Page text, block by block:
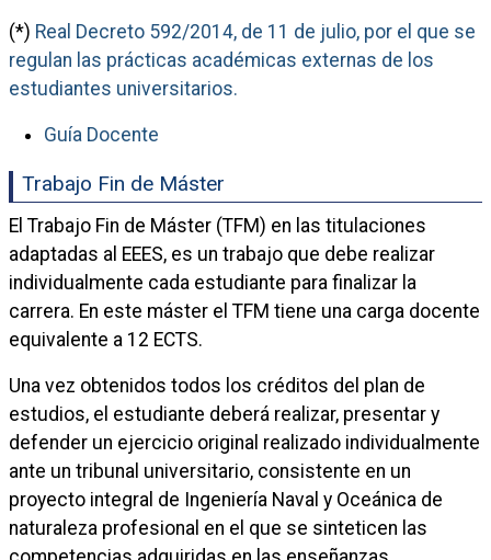
(*) Real Decreto 592/2014, de 11 de julio, por el que se
regulan las prácticas académicas externas de los
estudiantes universitarios.
Guía Docente
Trabajo Fin de Máster
El Trabajo Fin de Máster (TFM) en las titulaciones
adaptadas al EEES, es un trabajo que debe realizar
individualmente cada estudiante para finalizar la
carrera. En este máster el TFM tiene una carga docente
equivalente a 12 ECTS.
Una vez obtenidos todos los créditos del plan de
estudios, el estudiante deberá realizar, presentar y
defender un ejercicio original realizado individualmente
ante un tribunal universitario, consistente en un
proyecto integral de Ingeniería Naval y Oceánica de
naturaleza profesional en el que se sinteticen las